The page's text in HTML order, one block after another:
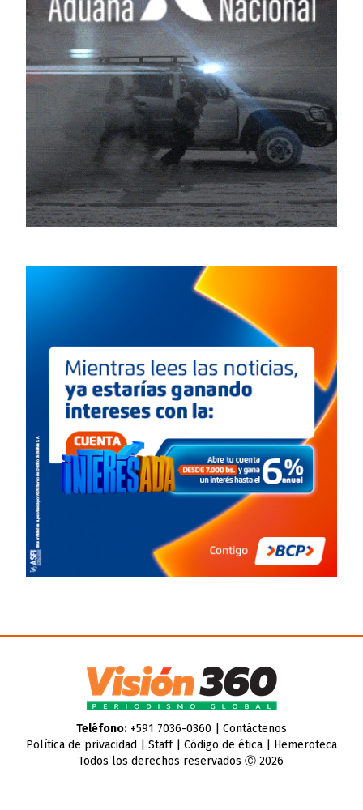
Teléfono:+591 7036-0360 | Contáctenos
Política de privacidad
Staff| Código de ética| Hemeroteca
Todos los derechos reservados Ⓒ 2026